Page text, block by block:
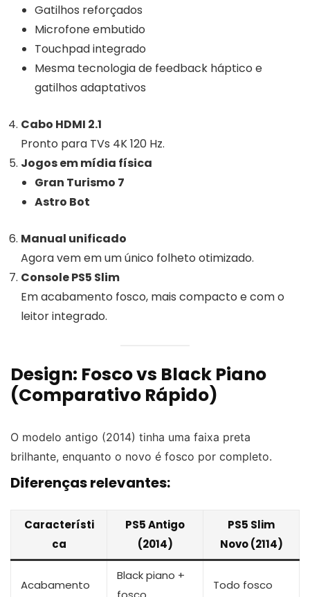
Gatilhos reforçados
Microfone embutido
Touchpad integrado
Mesma tecnologia de feedback háptico e
gatilhos adaptativos
Cabo HDMI 2.1
Pronto para TVs 4K 120 Hz.
Jogos em mídia física
Gran Turismo 7
Astro Bot
Manual unificado
Agora vem em um único folheto otimizado.
Console PS5 Slim
Em acabamento fosco, mais compacto e com o
leitor integrado.
Design: Fosco vs Black Piano
(Comparativo Rápido)
O modelo antigo (2014) tinha uma faixa preta
brilhante, enquanto o novo é fosco por completo.
Diferenças relevantes:
Característi
ca
PS5 Antigo
(2014)
PS5 Slim
Novo (2114)
Acabamento
Black piano +
Todo fosco